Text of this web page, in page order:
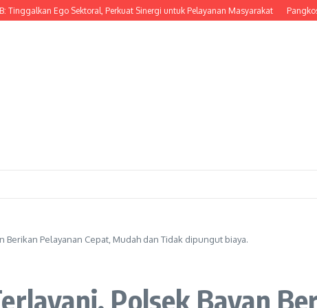
Ego Sektoral, Perkuat Sinergi untuk Pelayanan Masyarakat Pangkostrad
Berikan Pelayanan Cepat, Mudah dan Tidak dipungut biaya.
Polsek Bayan